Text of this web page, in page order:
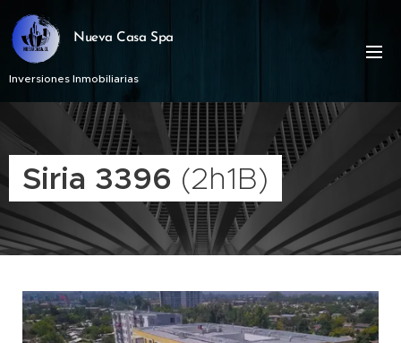
Nueva Casa Spa
Inversiones Inmobiliarias
Siria 3396 (2h1B)